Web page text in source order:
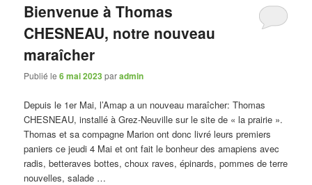
Bienvenue à Thomas
CHESNEAU, notre nouveau
maraîcher
Publié le6 mai 2023paradmin
Depuis le 1er Mai, l’Amap a un nouveau maraîcher: Thomas
CHESNEAU, installé à Grez-Neuville sur le site de « la prairie ».
Thomas et sa compagne Marion ont donc livré leurs premiers
paniers ce jeudi 4 Mai et ont fait le bonheur des amapiens avec
radis, betteraves bottes, choux raves, épinards, pommes de terre
nouvelles, salade …